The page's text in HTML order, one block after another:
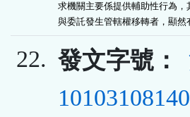
求機關主要係提供輔助性行為
與委託發生管轄權移轉者，顯然
22. 發文字號：